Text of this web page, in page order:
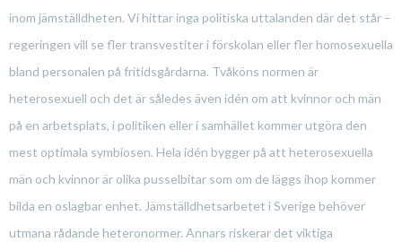
inom jämställdheten. Vi hittar inga politiska uttalanden där det står –
regeringen vill se fler transvestiter i förskolan eller fler homosexuella
bland personalen på fritidsgårdarna. Tvåköns normen är
heterosexuell och det är således även idén om att kvinnor och män
på en arbetsplats, i politiken eller i samhället kommer utgöra den
mest optimala symbiosen. Hela idén bygger på att heterosexuella
män och kvinnor är olika pusselbitar som om de läggs ihop kommer
bilda en oslagbar enhet. Jämställdhetsarbetet i Sverige behöver
utmana rådande heteronormer. Annars riskerar det viktiga